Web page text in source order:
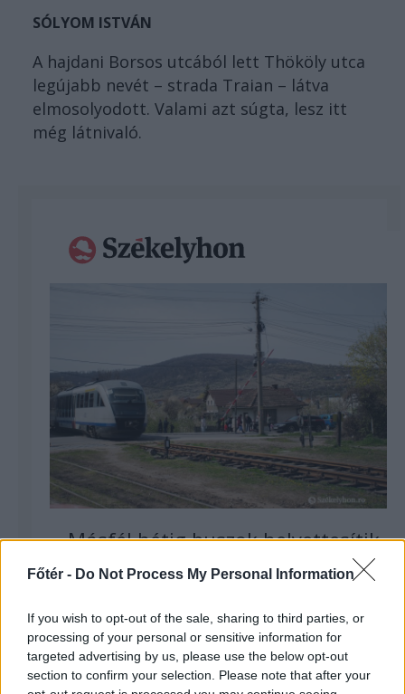
Főtér - Do Not Process My Personal Information
If you wish to opt-out of the sale, sharing to third parties, or
processing of your personal or sensitive information for
targeted advertising by us, please use the below opt-out
section to confirm your selection. Please note that after your
SÓLYOM ISTVÁN
A hajdani Borsos utcából lett Thököly utca
legújabb nevét – strada Traian – látva
elmosolyodott. Valami azt súgta, lesz itt
még látnivaló.
Másfél hétig buszok helyettesítik
a vonatokat a Székelyudvarhely–
Segesvár vonalon